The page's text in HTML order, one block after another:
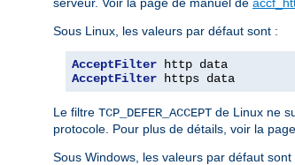
Sous Linux, les valeurs par défaut sont :
AcceptFilter
AcceptFilter https data
Le filtre TCP_DEFER_ACCEPT de Linux ne
protocole. Pour plus de détails, voir la
Sous Windows, les valeurs par défaut sont